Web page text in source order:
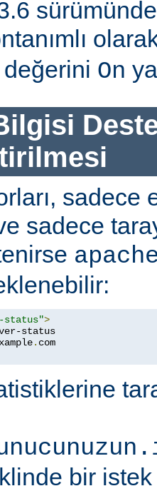
On
sadece
sadece
status">
status
.
bir